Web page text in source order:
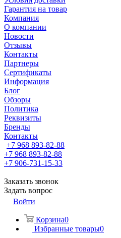
Гарантия на товар
Компания
О компании
Новости
Отзывы
Контакты
Партнеры
Сертификаты
Информация
Блог
Обзоры
Политика
Реквизиты
Бренды
Контакты
+7 968 893-82-88
+7 968 893-82-88
+7 906-731-15-33
Заказать звонок
Задать вопрос
Войти
Корзина0
Избранные товары0